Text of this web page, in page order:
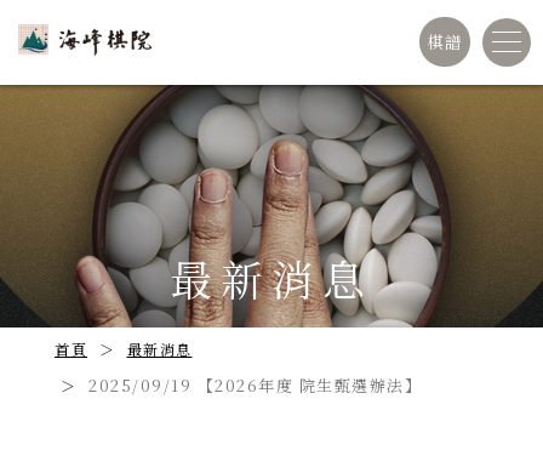
棋譜
最新消息
首頁 最新消息
2025/09/19 【2026年度 院生甄選辦法】